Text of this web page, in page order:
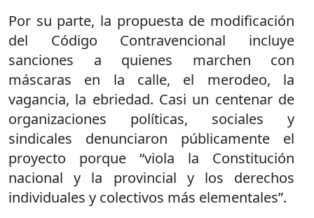
Por su parte, la propuesta de modificación
del Código Contravencional incluye
sanciones a quienes marchen con
máscaras en la calle, el merodeo, la
vagancia, la ebriedad. Casi un centenar de
organizaciones políticas, sociales y
sindicales denunciaron públicamente el
proyecto porque “viola la Constitución
nacional y la provincial y los derechos
individuales y colectivos más elementales”.